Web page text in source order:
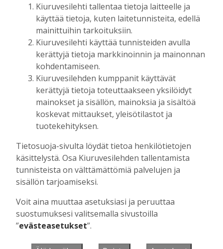
Salasana
Muista minut
Unohtuiko salasana?
se tästä.
Käyntiosoite :
Kiuruvesi Lehti oy
Niemistenkatu 4
Kiuruvesi
Kiuruvesilehti tallentaa tietoja laitteelle ja
käyttää tietoja, kuten laitetunnisteita, edellä
mainittuihin tarkoituksiin.
Kiuruvesilehti käyttää tunnisteiden avulla
kerättyjä tietoja markkinoinnin ja mainonnan
kohdentamiseen.
Kiuruvesilehden kumppanit käyttävät
kerättyjä tietoja toteuttaakseen yksilöidyt
mainokset ja sisällön, mainoksia ja sisältöä
koskevat mittaukset, yleisötilastot ja
tuotekehityksen.
Tietosuoja-sivulta löydät tietoa henkilötietojen
käsittelystä. Osa Kiuruvesilehden tallentamista
tunnisteista on välttämättömiä palvelujen ja
sisällön tarjoamiseksi.
Voit aina muuttaa asetuksiasi ja peruuttaa
suostumuksesi valitsemalla sivustoilla
”evästeasetukset”.